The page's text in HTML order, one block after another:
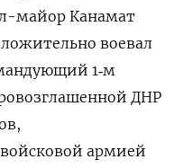
майор Канамат
воевал
1‑м
ДНР
армией